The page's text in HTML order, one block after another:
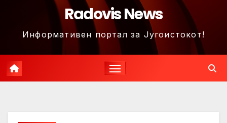
Radovis News
Информативен портал за Југоистокот!